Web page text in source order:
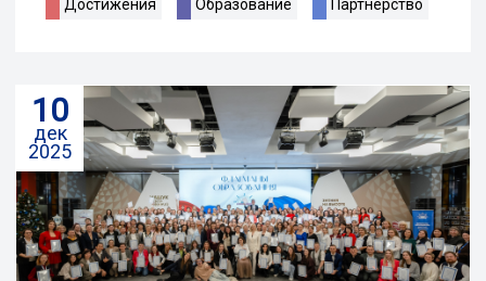
Достижения Образование Партнерство
10
дек
2025